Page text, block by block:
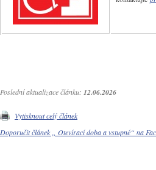
Poslední aktualizace článku: 12.06.2026
Vytisknout celý článek
Doporučit článek „ Otevírací doba a vstupné“ na